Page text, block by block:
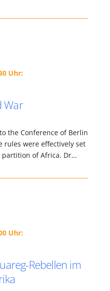
Uhr:
War
the Conference of Berlin
rules were effectively set
partition of Africa. Dr…
Uhr:
Rebellen im